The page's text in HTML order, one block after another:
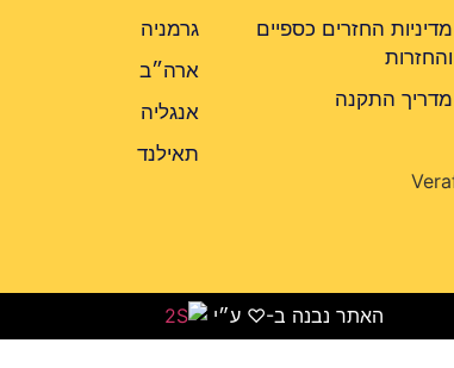
מדיניות החזרים כספיים
והחזרות
מדריך התקנה
גרמניה
ארה״ב
אנגליה
תאילנד
האתר נבנה ב-♡ ע״י